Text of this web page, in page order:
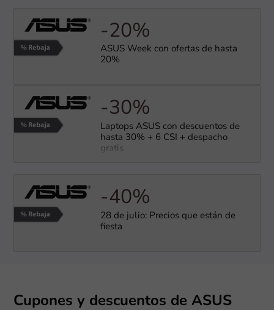
-20%
ASUS Week con ofertas de hasta
20%
-30%
Laptops ASUS con descuentos de
hasta 30% + 6 CSI + despacho
gratis
-40%
28 de julio: Precios que están de
fiesta
Cupones y descuentos de ASUS